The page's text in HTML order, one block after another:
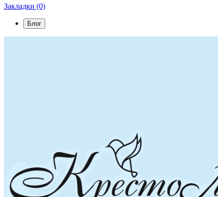
Закладки (0)
Блог